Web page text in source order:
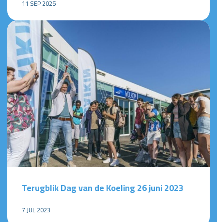
11 SEP 2025
Terugblik Dag van de Koeling 26 juni 2023
7 JUL 2023